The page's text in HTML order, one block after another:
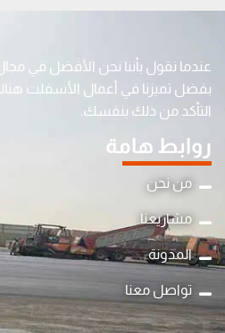
عندما نقول بأننا نحن الأفضل في
بفضل تميزنا في أعمال الأسفلت
التأكد من ذلك بنفسك.
روابط هامة
من نحن
مشاريعنا
المدونة
تواصل معنا